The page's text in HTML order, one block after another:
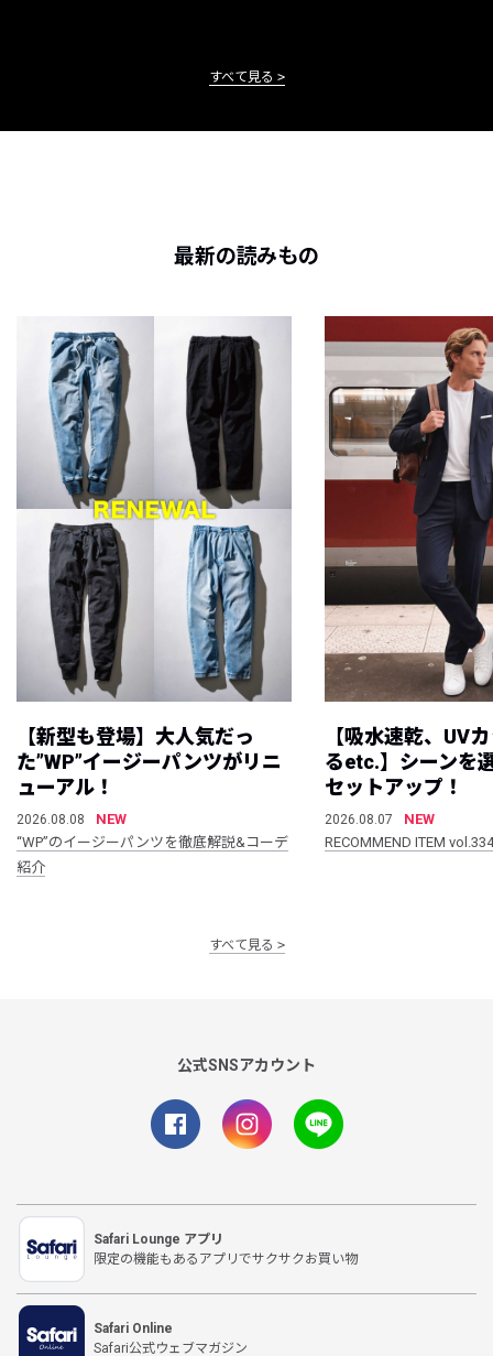
すべて見る
最新の読みもの
【新型も登場】大人気だっ
た”WP”イージーパンツがリニ
ューアル！
2026.08.08
NEW
“WP”のイージーパンツを徹底解説&コーデ
紹介
【吸水速乾、UV
るetc.】シーンを
セットアップ！
2026.08.07
NEW
RECOMMEND ITEM vol.334
すべて見る
公式SNSアカウント
Safari Lounge アプリ
限定の機能もあるアプリでサクサクお買い物
Safari Online
Safari公式ウェブマガジン